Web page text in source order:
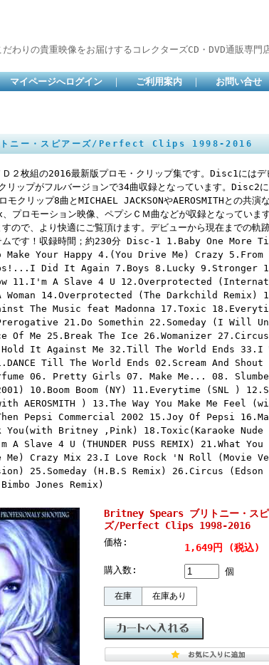
りの貴重映像をお届けするコレクターズCD・DVD通販専門
マイページへログイン ｜ ご利用案内 ｜ お問い合せ
ニー・スピアーズ/Perfect Clips 1998-2016
２枚組の2016最新版プロモ・クリップ集です。Disc1にはデ
ップがフルバージョンで34曲収録となっています。Disc2
リップ8曲とMICHAEL JACKSONやAEROSMITHとの共演
プロモーション映像、ペプシＣＭ曲などが収録となっていま
ので、より快適にご覧頂けます。デビューから現在までの軌
ムです！収録時間；約230分 Disc-1 1.Baby One More
Make Your Happy 4.(You Drive Me) Crazy 5.From
Did It Again 7.Boys 8.Lucky 9.Stronger
11.I'm A Slave 4 U 12.Overprotected
14.Overprotected (The Darkchild Remix)
The Music feat Madonna 17.Toxic
21.Do Somethin 22.Someday (I Will
Of Me 25.Break The Ice 26.Womanizer
It Against Me 32.Till The World Ends 33.I
Till The World Ends 02.Scream And Shout
06. Pretty Girls 07. Make Me... 08.
10.Boom Boom (NY) 11.Everytime (SNL )
AEROSMITH ) 13.The Way You Make Me Feel
Then Pepsi Commercial 2002 15.Joy Of Pepsi
You(with Britney ,Pink) 18.Toxic(Karaoke Nude
A Slave 4 U (THUNDER PUSS REMIX) 21.What
Me) Crazy Mix 23.I Love Rock 'N Roll (Movie
25.Someday (H.B.S Remix) 26.Circus (Edson
Jones Remix)
Britney Spears ブリトニー・ス
ズ/Perfect Clips 1998-2016
価格: 1,649円 (税込)
購入数: 個
在庫 在庫あり